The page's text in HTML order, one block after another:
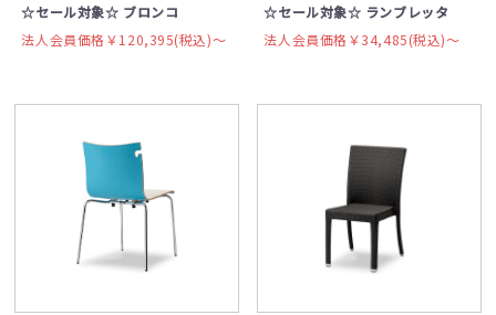
☆セール対象☆ ブロンコ
法人会員価格￥120,395(税込)〜
☆セール対象☆ ランブレッタ
法人会員価格￥34,485(税込)〜